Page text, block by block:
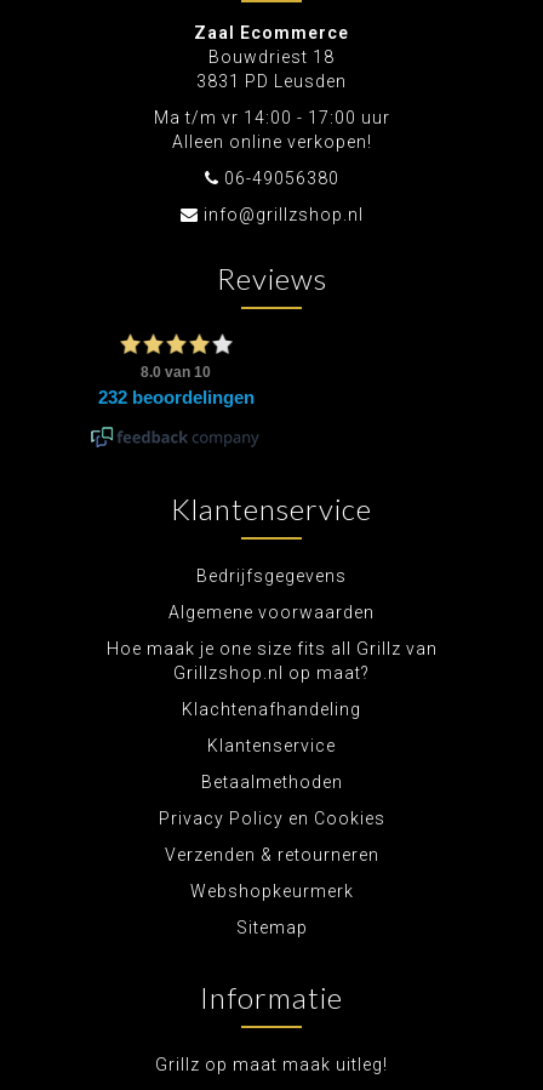
Zaal Ecommerce
Bouwdriest 18
3831 PD Leusden
Ma t/m vr 14:00 - 17:00 uur
Alleen online verkopen!
06-49056380
info@grillzshop.nl
Reviews
Klantenservice
Bedrijfsgegevens
Algemene voorwaarden
Hoe maak je one size fits all Grillz van
Grillzshop.nl op maat?
Klachtenafhandeling
Klantenservice
Betaalmethoden
Privacy Policy en Cookies
Verzenden & retourneren
Webshopkeurmerk
Sitemap
Informatie
Grillz op maat maak uitleg!